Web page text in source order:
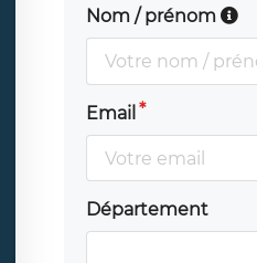
Nom / prénom
Email
Département